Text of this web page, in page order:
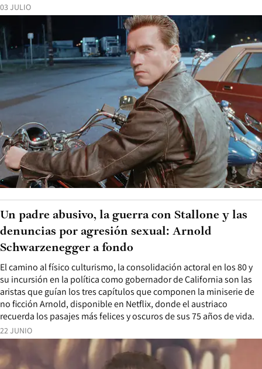
03 JULIO
22 JUNIO
El camino al físico culturismo, la consolidación actoral en los 80 y
su incursión en la política como gobernador de California son las
aristas que guían los tres capítulos que componen la miniserie de
no ficción Arnold, disponible en Netflix, donde el austriaco
recuerda los pasajes más felices y oscuros de sus 75 años de vida.
Un padre abusivo, la guerra con Stallone y las
denuncias por agresión sexual: Arnold
Schwarzenegger a fondo